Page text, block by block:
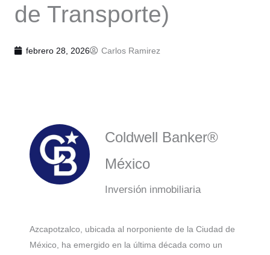
de Transporte)
febrero 28, 2026 Carlos Ramirez
Coldwell Banker®
México
Inversión inmobiliaria
Azcapotzalco, ubicada al norponiente de la Ciudad de
México, ha emergido en la última década como un